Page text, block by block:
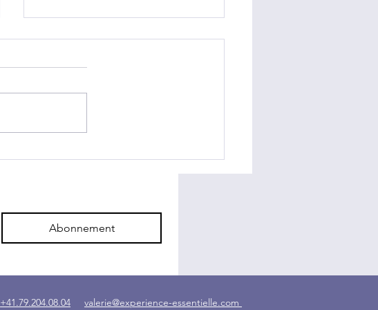
Abonnement
+41.79.204.08.04 valerie@experience-essentielle.com